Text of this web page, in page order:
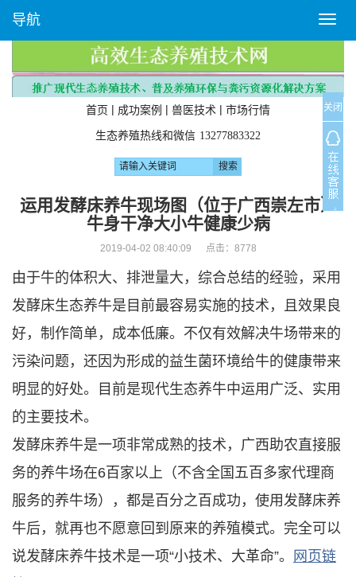
T
o
g
l
e
n
a
v
i
g
a
n
导航
首页 | 成功案例 | 兽医技术 | 市场行情
生态养殖热线和微信 13277883322
运用发酵床养牛现场图（位于广西崇左市）
牛身干净大小牛健康少病
2019-04-02 08:40:09 点击： 8778
由于牛的体积大、排泄量大，综合总结的经验，采用
发酵床生态养牛是目前最容易实施的技术，且效果良
好，制作简单，成本低廉。不仅有效解决牛场带来的
污染问题，还因为形成的益生菌环境给牛的健康带来
明显的好处。目前是现代生态养牛中运用广泛、实用
的主要技术。
发酵床养牛是一项非常成熟的技术，广西助农直接服
务的养牛场在6百家以上（不含全国五百多家代理商
服务的养牛场），都是百分之百成功，使用发酵床养
牛后，就再也不愿意回到原来的养殖模式。完全可以
说发酵床养牛技术是一项“小技术、大革命”。
网页链
关闭